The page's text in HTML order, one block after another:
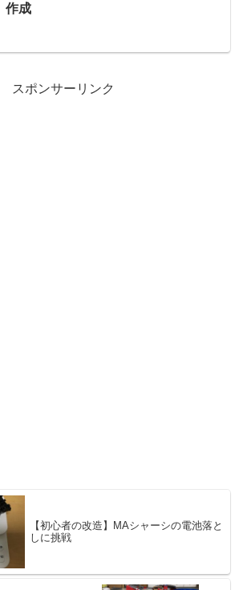
作成
スポンサーリンク
【初心者の改造】MAシャーシの電池落と
しに挑戦